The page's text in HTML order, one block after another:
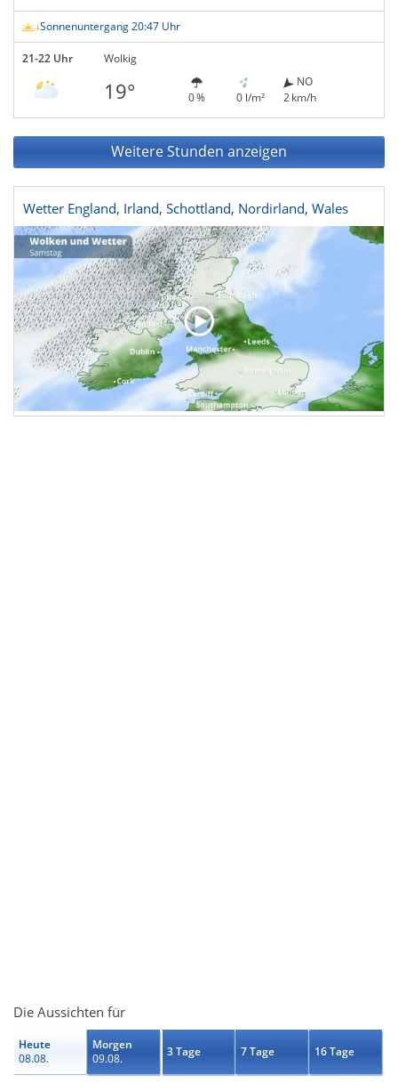
Sonnenuntergang 20:47 Uhr
21-22 Uhr Wolkig
19° 0 % 0 l/m²
NO
2 km/h
Weitere Stunden anzeigen
Wetter England, Irland, Schottland, Nordirland, Wales
Die Aussichten für
Heute
08.08.
Morgen
09.08.
3 Tage 7 Tage 16 Tage